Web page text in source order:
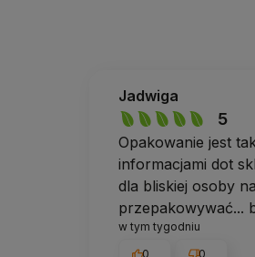
Jadwiga
5
Opakowanie jest
informacjami dot
dla bliskiej osoby
przepakowywać...
w tym tygodniu
0 0